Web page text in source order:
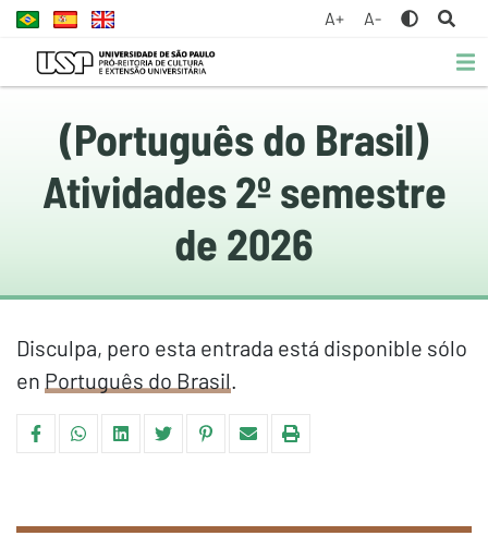
A+ A-
(Português do Brasil)
Atividades 2º semestre
de 2026
Disculpa, pero esta entrada está disponible sólo
en Português do Brasil.